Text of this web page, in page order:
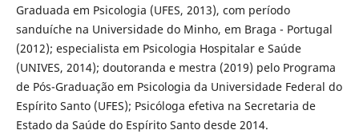
Graduada em Psicologia (UFES, 2013), com período
sanduíche na Universidade do Minho, em Braga - Portugal
(2012); especialista em Psicologia Hospitalar e Saúde
(UNIVES, 2014); doutoranda e mestra (2019) pelo Programa
de Pós-Graduação em Psicologia da Universidade Federal do
Espírito Santo (UFES); Psicóloga efetiva na Secretaria de
Estado da Saúde do Espírito Santo desde 2014.